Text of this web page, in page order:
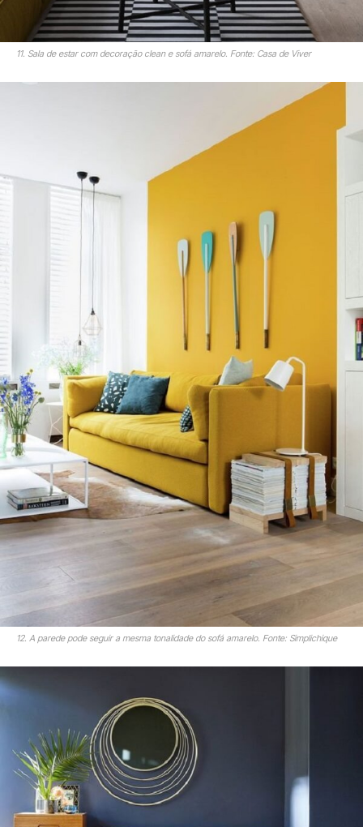
11. Sala de estar com decoração clean e sofá amarelo. Fonte: Casa de Viver
12. A parede pode seguir a mesma tonalidade do sofá amarelo. Fonte: Simplichique